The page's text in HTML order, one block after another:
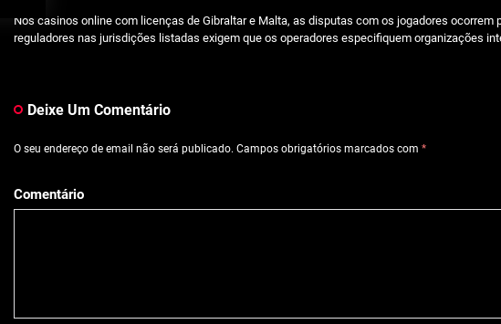
Nos casinos online com licenças de Gibraltar e Malta, as disputas com os jogadores
reguladores nas jurisdições listadas exigem que os operadores especifiquem organizações
Deixe Um Comentário
O seu endereço de email não será publicado. Campos obrigatórios marcados com *
Comentário